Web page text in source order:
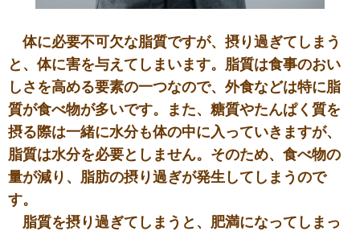
体に必要不可欠な脂質ですが、摂り過ぎてしまう
と、体に害を与えてしまいます。脂質は食事のおい
しさを高める要素の一つなので、外食などは特に脂
質が食べ物が多いです。また、糖質やたんぱく質を
摂る際は一緒に水分も体の中に入っていきますが、
脂質は水分を必要としません。そのため、食べ物の
量が減り、脂肪の摂り過ぎが発生してしまうので
す。
脂質を摂り過ぎてしまうと、肥満になってしまっ